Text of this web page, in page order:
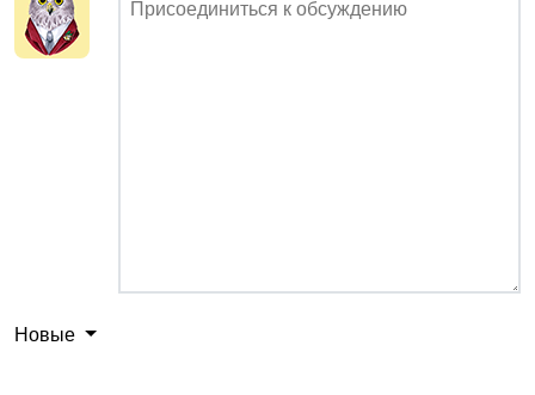
Новые